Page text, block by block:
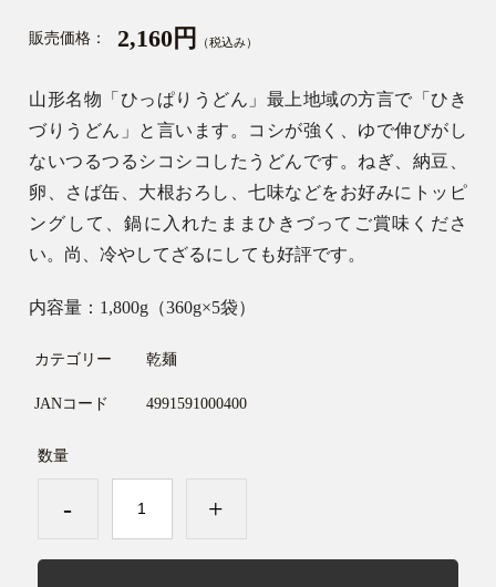
販売価格： 2,160円 （税込み）
山形名物「ひっぱりうどん」最上地域の方言で「ひき
づりうどん」と言います。コシが強く、ゆで伸びがし
ないつるつるシコシコしたうどんです。ねぎ、納豆、
卵、さば缶、大根おろし、七味などをお好みにトッピ
ングして、鍋に入れたままひきづってご賞味くださ
い。尚、冷やしてざるにしても好評です。
内容量：1,800g（360g×5袋）
カテゴリー 乾麺
JANコード 4991591000400
数量
- +